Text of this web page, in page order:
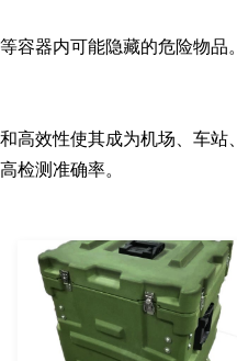
容器内可能隐藏的危险物品
高效性使其成为机场、车站
检测准确率。